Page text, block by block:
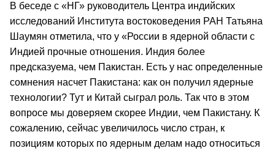
В беседе с «НГ» руководитель Центра индийских
исследований Института востоковедения РАН Татьяна
Шаумян отметила, что у «России в ядерной области с
Индией прочные отношения. Индия более
предсказуема, чем Пакистан. Есть у нас определенные
сомнения насчет Пакистана: как он получил ядерные
технологии? Тут и Китай сыграл роль. Так что в этом
вопросе мы доверяем скорее Индии, чем Пакистану. К
сожалению, сейчас увеличилось число стран, к
позициям которых по ядерным делам надо относиться